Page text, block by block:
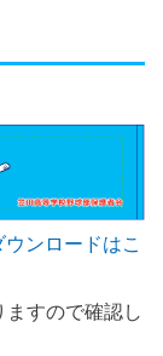
ンロードはこ
すので確認し